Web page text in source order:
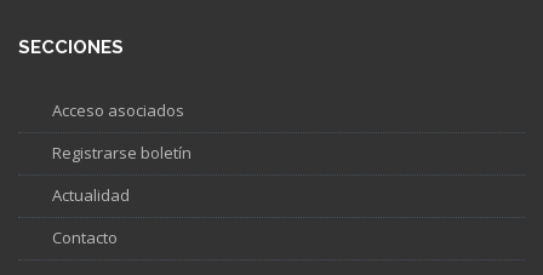
SECCIONES
Acceso asociados
Registrarse boletín
Actualidad
Contacto